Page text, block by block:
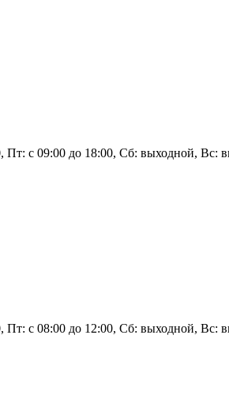
Пт: с 09:00 до 18:00, Сб: выходной, Вс:
Пт: с 08:00 до 12:00, Сб: выходной, Вс: